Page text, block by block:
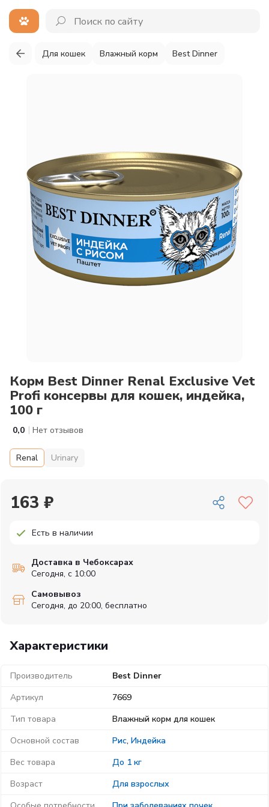
Для кошек Влажный корм Best Dinner
Корм Best Dinner Renal Exclusive Vet
Profi консервы для кошек, индейка,
100 г
0,0 | Нет отзывов
Renal Urinary
Характеристики
Производитель
Best Dinner
Артикул
7669
Тип товара
Влажный корм для кошек
Основной состав
Рис, Индейка
Вес товара
До 1 кг
Возраст
Для взрослых
163 ₽
Есть в наличии
Доставка в Чебоксарах
Сегодня, с 10:00
Самовывоз
Сегодня, до 20:00, бесплатно